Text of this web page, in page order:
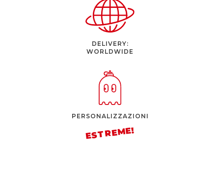
DELIVERY:
WORLDWIDE
PERSONALIZZAZIONI